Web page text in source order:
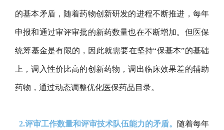
的基本矛盾，随着药物创新研发的进程不断推进，每年
申报和通过审评审批的新药数量也在不断增加。但医保
统筹基金是有限的，因此就需要在坚持“保基本”的基础
上，调入性价比高的创新药物，调出临床效果差的辅助
药物，通过动态调整优化医保药品目录。
2.评审工作数量和评审技术队伍能力的矛盾。 随着每年